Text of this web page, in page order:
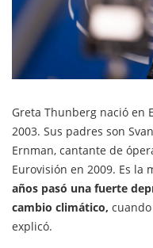
Greta Thunberg nació en
2003. Sus padres son
Ernman, cantante de
Eurovisión en 2009. Es la
años pasó una fuerte
cambio climático,
explicó.